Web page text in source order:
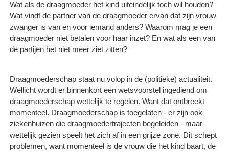
Wat als de draagmoeder het kind uiteindelijk toch wil houden?
Wat vindt de partner van de draagmoeder ervan dat zijn vrouw
zwanger is van en voor iemand anders? Waarom mag je een
draagmoeder niet betalen voor haar inzet? En wat als een van
de partijen het niet meer ziet zitten?
Draagmoederschap staat nu volop in de (politieke) actualiteit.
Wellicht wordt er binnenkort een wetsvoorstel ingediend om
draagmoederschap wettelijk te regelen. Want dat ontbreekt
momenteel. Draagmoederschap is toegelaten - er zijn ook
ziekenhuizen die draagmoedertrajecten begeleiden - maar
wettelijk gezien speelt het zich af in een grijze zone. Dit schept
problemen, want momenteel is de vrouw die het kind baart, de